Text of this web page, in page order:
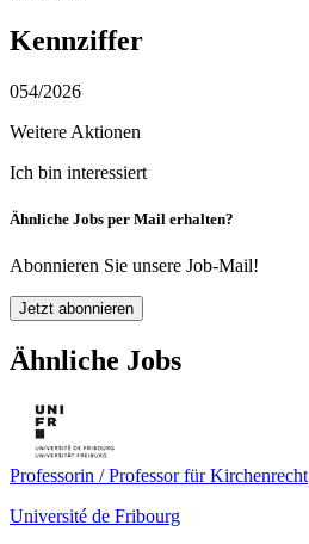
Kennziffer
054/2026
Weitere Aktionen
Ich bin interessiert
Ähnliche Jobs per Mail erhalten?
Abonnieren Sie unsere Job-Mail!
Jetzt abonnieren
Ähnliche Jobs
Professorin / Professor für Kirchenrecht
Université de Fribourg